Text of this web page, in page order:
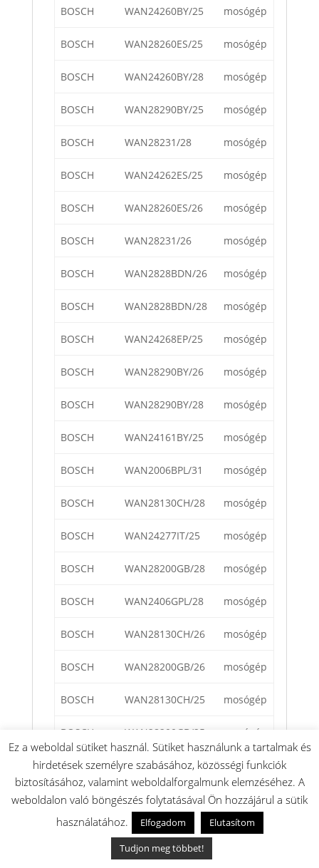
BOSCH WAN24260BY/25 mosógép
BOSCH WAN28260ES/25 mosógép
BOSCH WAN24260BY/28 mosógép
BOSCH WAN28290BY/25 mosógép
BOSCH WAN28231/28 mosógép
BOSCH WAN24262ES/25 mosógép
BOSCH WAN28260ES/26 mosógép
BOSCH WAN28231/26 mosógép
BOSCH WAN2828BDN/26 mosógép
BOSCH WAN2828BDN/28 mosógép
BOSCH WAN24268EP/25 mosógép
BOSCH WAN28290BY/26 mosógép
BOSCH WAN28290BY/28 mosógép
BOSCH WAN24161BY/25 mosógép
BOSCH WAN2006BPL/31 mosógép
BOSCH WAN28130CH/28 mosógép
BOSCH WAN24277IT/25 mosógép
BOSCH WAN28200GB/28 mosógép
BOSCH WAN2406GPL/28 mosógép
BOSCH WAN28130CH/26 mosógép
BOSCH WAN28200GB/26 mosógép
BOSCH WAN28130CH/25 mosógép
BOSCH WAN28200GB/25 mosógép
BOSCH WAN2406GPL/25 mosógép
BOSCH WAN24260BL/01 mosógép
BOSCH WAN2416SOE/30 mosógép
WAN24260BY/30
Ez a weboldal sütiket használ. Sütiket használunk a tartalmak és
hirdetések személyre szabásához, közösségi funkciók
biztosításához, valamint weboldalforgalmunk elemzéséhez. A
weboldalon való böngészés folytatásával Ön hozzájárul a sütik
használatához.
Elfogadom
Elutasítom
Tudjon meg többet!